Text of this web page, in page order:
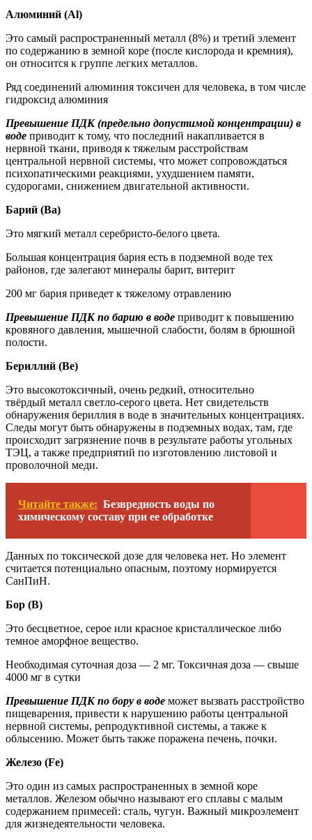
Алюминий (Al)
Это самый распространенный металл (8%) и третий элемент
по содержанию в земной коре (после кислорода и кремния),
он относится к группе легких металлов.
Ряд соединений алюминия токсичен для человека, в том числе
гидроксид алюминия
Превышение ПДК (предельно допустимой концентрации) в
воде приводит к тому, что последний накапливается в
нервной ткани, приводя к тяжелым расстройствам
центральной нервной системы, что может сопровождаться
психопатическими реакциями, ухудшением памяти,
судорогами, снижением двигательной активности.
Барий (Ba)
Это мягкий металл серебристо-белого цвета.
Большая концентрация бария есть в подземной воде тех
районов, где залегают минералы барит, витерит
200 мг бария приведет к тяжелому отравлению
Превышение ПДК по барию в воде приводит к повышению
кровяного давления, мышечной слабости, болям в брюшной
полости.
Бериллий (Be)
Это высокотоксичный, очень редкий, относительно
твёрдый металл светло-серого цвета. Нет свидетельств
обнаружения бериллия в воде в значительных концентрациях.
Следы могут быть обнаружены в подземных водах, там, где
происходит загрязнение почв в результате работы угольных
ТЭЦ, а также предприятий по изготовлению листовой и
проволочной меди.
Читайте также: Безвредность воды по
химическому составу при ее обработке
Данных по токсической дозе для человека нет. Но элемент
считается потенциально опасным, поэтому нормируется
СанПиН.
Бор (B)
Это бесцветное, серое или красное кристаллическое либо
темное аморфное вещество.
Необходимая суточная доза — 2 мг. Токсичная доза — свыше
4000 мг в сутки
Превышение ПДК по бору в воде может вызвать расстройство
пищеварения, привести к нарушению работы центральной
нервной системы, репродуктивной системы, а также к
облысению. Может быть также поражена печень, почки.
Железо (Fe)
Это один из самых распространенных в земной коре
металлов. Железом обычно называют его сплавы с малым
содержанием примесей: сталь, чугун. Важный микроэлемент
для жизнедеятельности человека.